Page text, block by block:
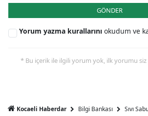
GÖNDER
Yorum yazma kurallarını okudum ve
* Bu içerik ile ilgili yorum yok, ilk yorumu siz
Kocaeli Haberdar Bilgi Bankası Sıvı